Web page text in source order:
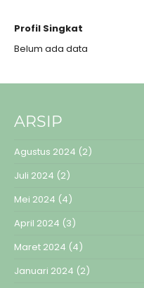
Profil Singkat
Belum ada data
ARSIP
Agustus 2024 (2)
Juli 2024 (2)
Mei 2024 (4)
April 2024 (3)
Maret 2024 (4)
Januari 2024 (2)